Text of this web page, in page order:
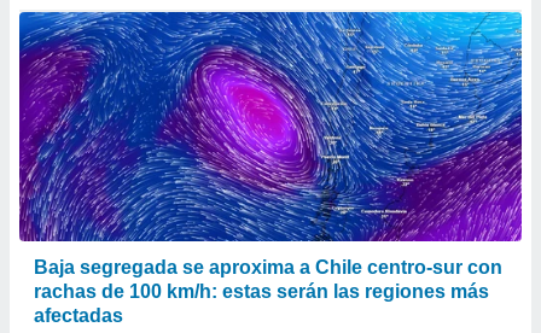
Baja segregada se aproxima a Chile centro-sur con
rachas de 100 km/h: estas serán las regiones más
afectadas